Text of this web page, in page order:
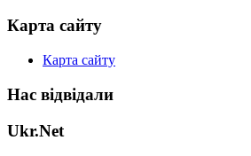
Карта сайту
Карта сайту
Нас відвідали
Ukr.Net